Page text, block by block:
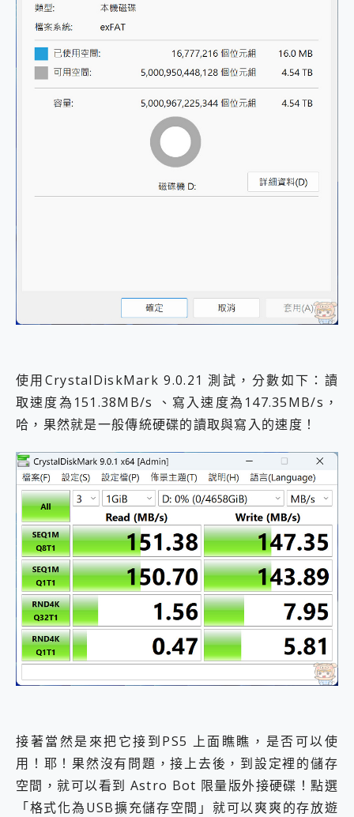
使用CrystalDiskMark 9.0.21 測試，分數如下：讀
取速度為151.38MB/s 、寫入速度為147.35MB/s，
哈，果然就是一般傳統硬碟的讀取與寫入的速度！
接著當然是來把它接到PS5 上面瞧瞧，是否可以使
用！耶！果然沒有問題，接上去後，到設定裡的儲存
空間，就可以看到 Astro Bot 限量版外接硬碟！點選
「格式化為USB擴充儲存空間」就可以爽爽的存放遊